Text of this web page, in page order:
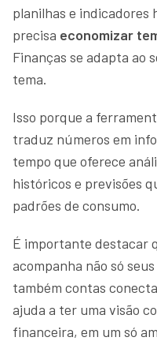
planilhas e indicadores
precisa economizar
Finanças se adapta ao
tema.
Isso porque a
traduz números em
tempo que oferece
históricos e previsões
padrões de consumo.
É importante destacar
acompanha não só
também contas
ajuda a ter uma visão
financeira, em um só